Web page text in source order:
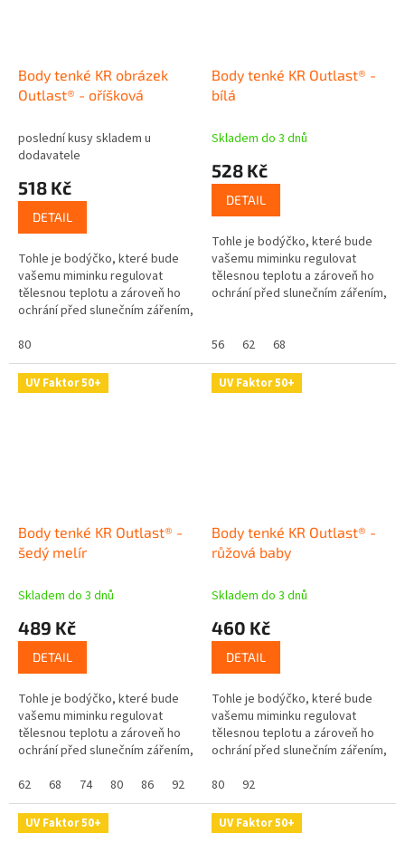
Body tenké KR obrázek
Outlast® - oříšková
poslední kusy skladem u
dodavatele
518 Kč
DETAIL
Tohle je bodýčko, které bude
vašemu miminku regulovat
tělesnou teplotu a zároveň ho
ochrání před slunečním zářením,
UPF 50+. Skvělé že? Navíc se...
80
Body tenké KR Outlast® -
bílá
Skladem do 3 dnů
528 Kč
DETAIL
Tohle je bodýčko, které bude
vašemu miminku regulovat
tělesnou teplotu a zároveň ho
ochrání před slunečním zářením,
56
62 68
UV Faktor 50+
Body tenké KR Outlast® -
šedý melír
Skladem do 3 dnů
489 Kč
DETAIL
Tohle je bodýčko, které bude
vašemu miminku regulovat
tělesnou teplotu a zároveň ho
ochrání před slunečním zářením,
UPF 50+. Skvělé že? Navíc se...
62 68 74 80 86 92
UV Faktor 50+
Body tenké KR Outlast® -
růžová baby
Skladem do 3 dnů
460 Kč
DETAIL
Tohle je bodýčko, které bude
vašemu miminku regulovat
tělesnou teplotu a zároveň ho
ochrání před slunečním zářením,
UPF 50+. Skvělé že? Navíc se...
80 92
UV Faktor 50+ UV Faktor 50+